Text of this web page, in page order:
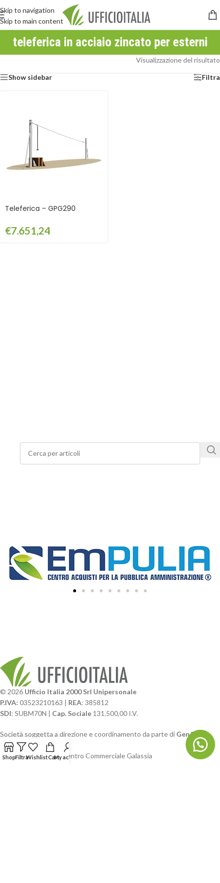
Skip to navigation
Skip to main content
teleferica in acciaio zincato per esterni
Visualizzazione del risultato
Show sidebar Filtra
Teleferica – GPG290
€7.651,24
© 2026 Ufficio Italia 2000 Srl Unipersonale
P.IVA: 03523210163 | REA: 385812
SDI: SUBM70N | Cap. Sociale 131.500,00 I.V.
Società soggetta a direzione e coordinamento da parte di GenALFA
Holding srl
Via A. Ponti n. 4 – Centro Commerciale Galassia
ShopFiltraWishlistCartMy account